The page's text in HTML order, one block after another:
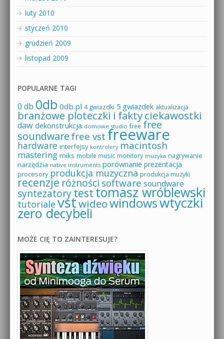
luty 2010
styczeń 2010
grudzień 2009
listopad 2009
POPULARNE TAGI
0 db 0db 0db.pl 4 gwiazdki 5 gwiazdek aktualizacja
branżowe ploteczki i faktyciekawostki
daw dekonstrukcja domowe studio free free
soundware free vst freeware
hardware interfejsy kontrolery macintosh
mastering miks mobile music monitory muzyka nagrywanie
narzędzia native instruments porównanie prezentacja
procesory produkcja muzyczna produkcja muzyki
recenzje różności software soundware
syntezatorytesttomasz wróblewski
tutoriale vstwideowindowswtyczki
zero decybeli
MOŻE CIĘ TO ZAINTERESUJE?